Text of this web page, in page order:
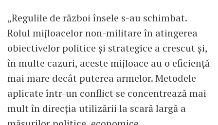
„Regulile de război însele s-au schimbat.
Rolul mijloacelor non-militare în atingerea
obiectivelor politice și strategice a crescut și,
în multe cazuri, aceste mijloace au o eficiență
mai mare decât puterea armelor. Metodele
aplicate într-un conflict se concentrează mai
mult în direcția utilizării la scară largă a